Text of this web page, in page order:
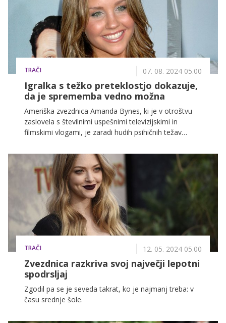
TRAČI 07. 08. 2024 05.00
Igralka s težko preteklostjo dokazuje,
da je sprememba vedno možna
Ameriška zvezdnica Amanda Bynes, ki je v otroštvu
zaslovela s številnimi uspešnimi televizijskimi in
filmskimi vlogami, je zaradi hudih psihičnih težav
preživela v različnih psihiatričnih ustanovah. Zdravje
37-letne igralke pa se je pred kratkim drastično
izboljšalo. Sedaj je znova aktivna na socialnih
omrežjih, kjer oboževalcem pogosto pokaže, kako
dobro napreduje v življenju in se redno trudi za svoje
psihično in fizično zdravje.
TRAČI 12. 05. 2024 05.00
Zvezdnica razkriva svoj največji lepotni
spodrsljaj
Zgodil pa se je seveda takrat, ko je najmanj treba: v
času srednje šole.